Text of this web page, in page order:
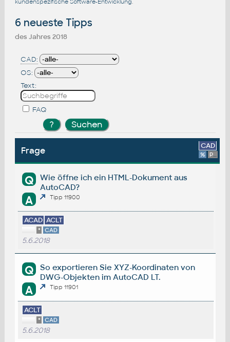
6 neueste Tipps
des Jahres 2018
CAD:
OS:
Text:
FAQ
Frage CAD
% Platform
Q
Wie öffne ich ein HTML-Dokument aus
AutoCAD?
A Tipp 11900
ACAD ACLT
* CAD
5.6.2018
Q
So exportieren Sie XYZ-Koordinaten von
DWG-Objekten im AutoCAD LT.
A Tipp 11901
ACLT
* CAD
5.6.2018